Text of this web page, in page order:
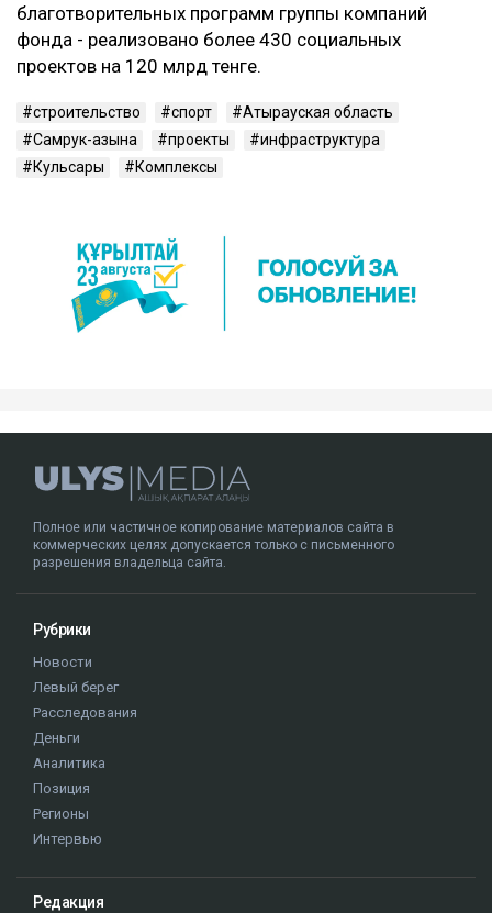
благотворительных программ группы компаний
фонда - реализовано более 430 социальных
проектов на 120 млрд тенге.
строительство спорт
Атырауская область
Самрук-Қазына
проекты
инфраструктура
Кульсары
Комплексы
Полное или частичное копирование материалов сайта в
коммерческих целях допускается только с письменного
разрешения владельца сайта.
Рубрики
Новости
Левый берег
Расследования
Деньги
Аналитика
Позиция
Регионы
Интервью
Редакция